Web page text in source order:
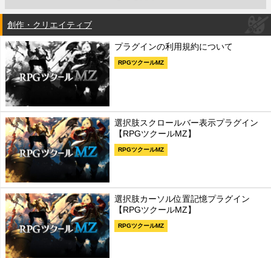
創作・クリエイティブ
プラグインの利用規約について
RPGツクールMZ
選択肢スクロールバー表示プラグイン
【RPGツクールMZ】
RPGツクールMZ
選択肢カーソル位置記憶プラグイン
【RPGツクールMZ】
RPGツクールMZ